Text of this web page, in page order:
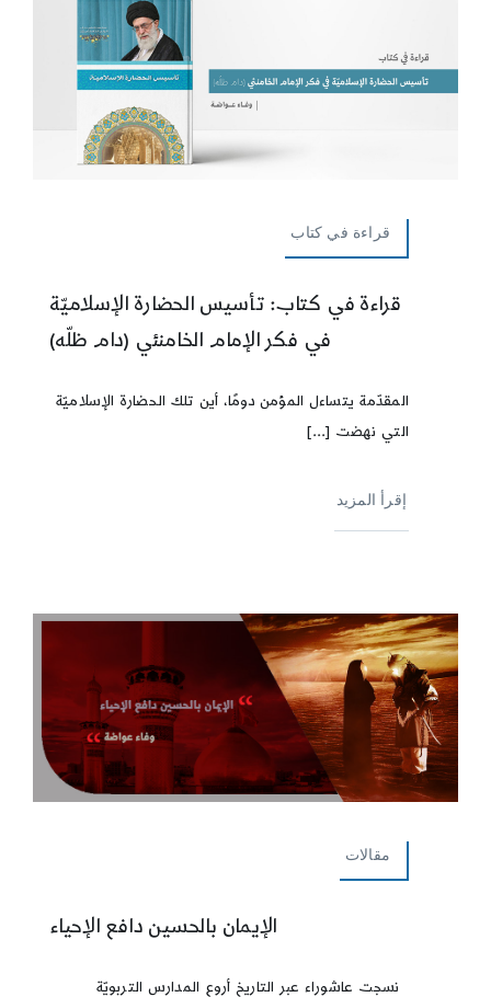
قراءة في كتاب
قراءة في كتاب: تأسيس الحضارة الإسلاميّة
في فكر الإمام الخامنئي (دام ظلّه)
المقدّمة يتساءل المؤمن دومًا، أين تلك الحضارة الإسلاميّة
التي نهضت [...]
إقرأ المزيد
مقالات
الإيمان بالحسين دافع الإحياء
نسجت عاشوراء عبر التاريخ أروع المدارس التربويّة